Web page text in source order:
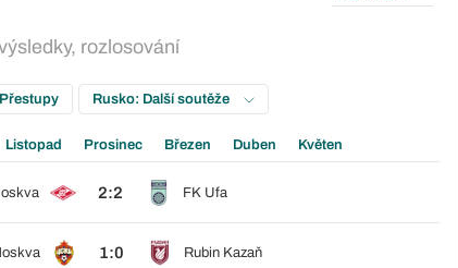
rozlosování
Přestupy Rusko: Další soutěže
Listopad Prosinec Březen Duben Květen
2:2 FK Ufa
1:0 Rubin Kazaň